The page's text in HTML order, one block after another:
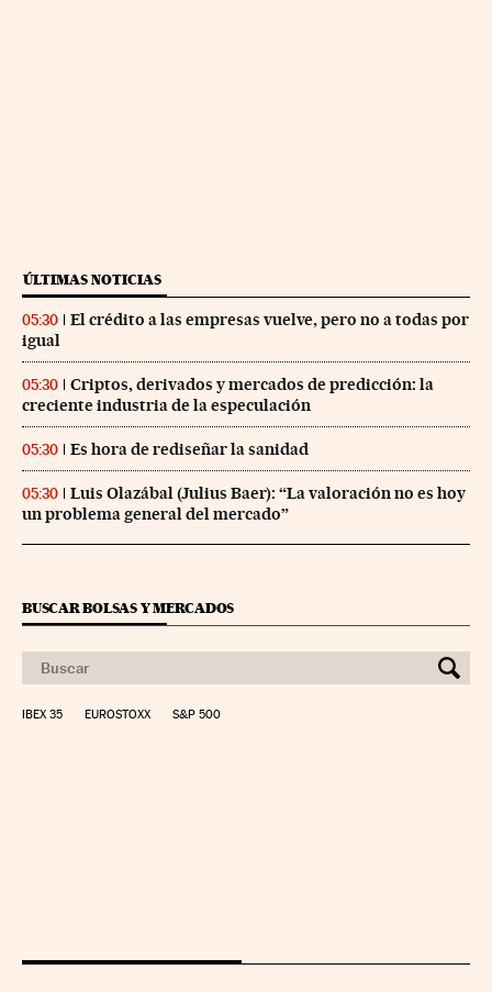
ÚLTIMAS NOTICIAS
05:30
El crédito a las empresas vuelve, pero no a todas por
igual
05:30
Criptos, derivados y mercados de predicción: la
creciente industria de la especulación
05:30 Es hora de rediseñar la sanidad
05:30
Luis Olazábal (Julius Baer): “La valoración no es hoy
un problema general del mercado”
BUSCAR BOLSAS Y MERCADOS
IBEX 35 EUROSTOXX S&P 500